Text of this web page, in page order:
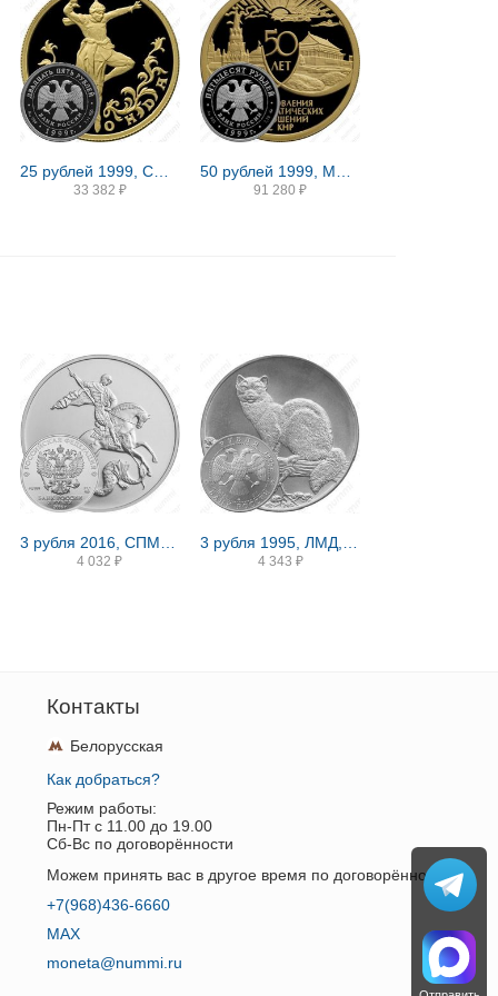
33 382 ₽ 91 280 ₽
4 032 ₽ 4 343 ₽
Контакты
Белорусская
Как добраться?
Режим работы:
Пн-Пт c 11.00 до 19.00
Сб-Вс по договорённости
Можем принять вас в другое время по договорённости.
+7(968)436-6660
MAX
moneta@nummi.ru